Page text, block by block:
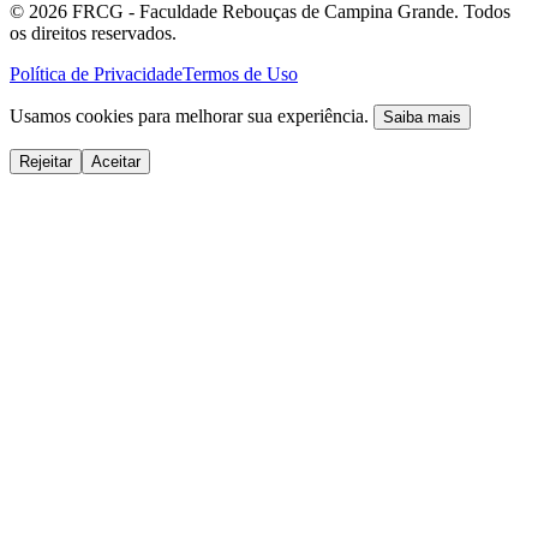
© 2026 FRCG - Faculdade Rebouças de Campina Grande. Todos
os direitos reservados.
Política de PrivacidadeTermos de Uso
Usamos cookies para melhorar sua experiência. Saiba mais
Rejeitar Aceitar